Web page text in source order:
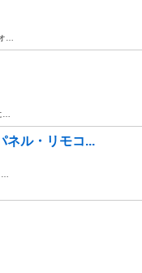
…
…
ネル・リモコ...